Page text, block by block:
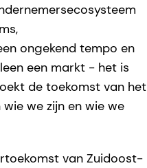
ongekend tempo en
een markt - het is
de toekomst van het
we zijn en wie we
van Zuidoost-